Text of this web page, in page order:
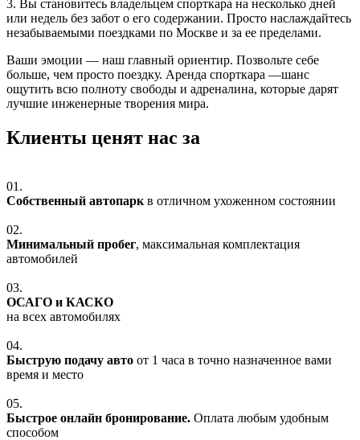
3. Вы становитесь владельцем спорткара на несколько дней
или недель без забот о его содержании. Просто наслаждайтесь
незабываемыми поездками по Москве и за ее пределами.
Ваши эмоции — наш главный ориентир. Позвольте себе
больше, чем просто поездку. Аренда спорткара —шанс
ощутить всю полноту свободы и адреналина, которые дарят
лучшие инженерные творения мира.
Клиенты ценят нас за
01.
Собственный автопарк в отличном ухоженном состоянии
02.
Минимальный пробег, максимальная комплектация
автомобилей
03.
ОСАГО и КАСКО
на всех автомобилях
04.
Быструю подачу авто от 1 часа в точно назначенное вами
время и место
05.
Быстрое онлайн бронирование. Оплата любым удобным
способом